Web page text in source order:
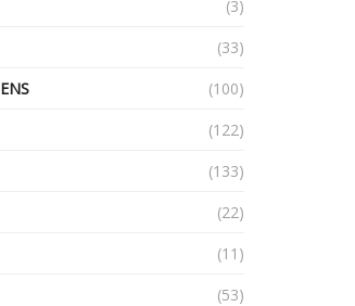
(3)
(33)
(100)
(122)
(133)
(22)
(11)
(53)